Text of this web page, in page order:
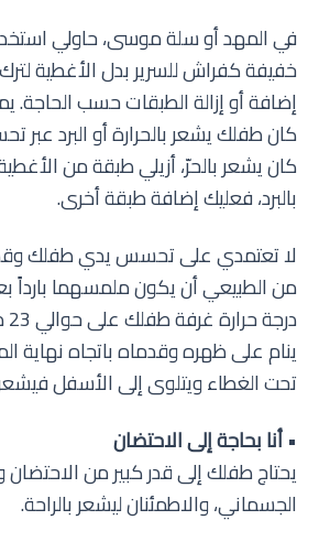
في المهد أو سلة موسى، حاولي
خفيفة كفراش للسرير بدل الأغطية
إضافة أو إزالة الطبقات حسب الحاجة.
كان طفلك يشعر بالحرارة أو البرد
كان يشعر بالحرّ، أزيلي طبقة من
بالبرد، فعليك إضافة طبقة أخرى.
لا تعتمدي على تحسس يدي طفلك
من الطبيعي أن يكون ملمسهما
ينام على ظهره وقدماه باتجاه نهاية
تحت الغطاء ويتلوى إلى الأسفل فيشعر
•أنا بحاجة إلى الاحتضان
يحتاج طفلك إلى قدر كبير من الاحتضان
الجسماني، والاطمئنان ليشعر بالراحة.